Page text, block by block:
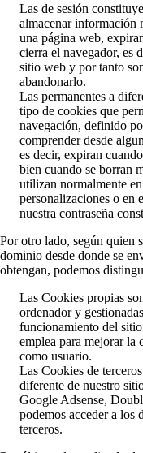
Las de sesión
almacenar información
una página web,
cierra el navegador, es
sitio web y por tanto
abandonarlo.
Las permanentes a
tipo de cookies que
navegación, definido
comprender desde
es decir, expiran
bien cuando se borran
utilizan normalmente
personalizaciones o en
nuestra contraseña
Por otro lado, según quien
dominio desde donde se
obtengan, podemos
Las Cookies propias
ordenador y
funcionamiento del
emplea para mejorar la
como usuario.
Las Cookies de
diferente de nuestro
Google Adsense,
podemos acceder a los
terceros.